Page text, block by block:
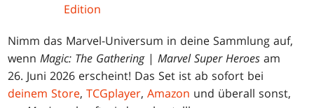
Edition
Nimm das Marvel-Universum in deine Sammlung auf,
wennMagic: The Gathering|Marvel Super Heroes am
26. Juni 2026 erscheint! Das Set ist ab sofort bei
deinem Store,TCGplayer,Amazon und überall sonst,